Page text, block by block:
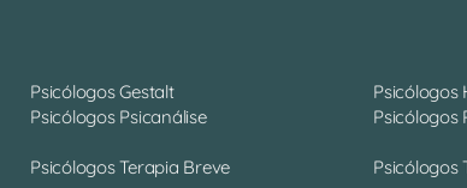
Psicólogos Gestalt
Psicólogos
Psicólogos Psicanálise Psicólogos
Psicólogos Terapia Breve Psicólogos